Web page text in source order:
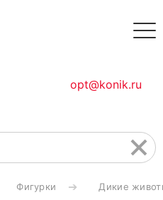
opt@konik.ru
Фигурки Дикие